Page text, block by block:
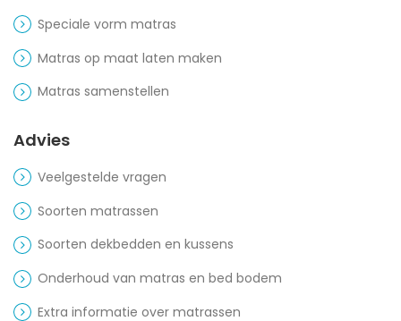
Speciale vorm matras
Matras op maat laten maken
Matras samenstellen
Advies
Veelgestelde vragen
Soorten matrassen
Soorten dekbedden en kussens
Onderhoud van matras en bed bodem
Extra informatie over matrassen